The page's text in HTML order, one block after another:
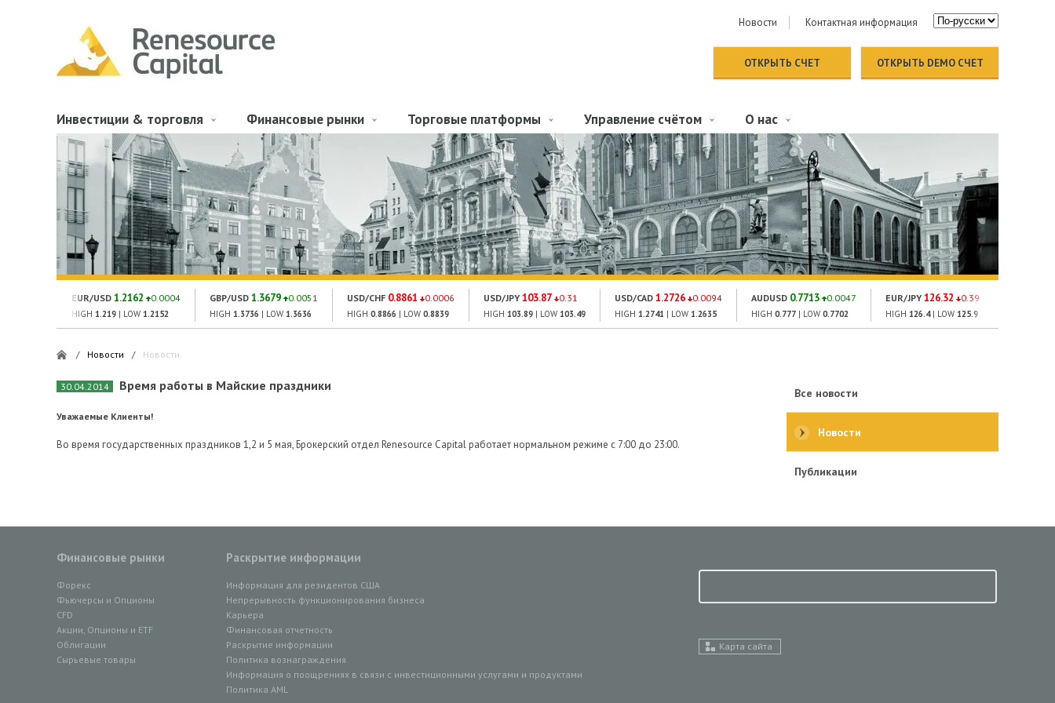
Новости Контактная информация
ОТКРЫТЬ СЧЕТ ОТКРЫТЬ DEMO СЧЕТ
Инвестиции & торговля Финансовые рынки Торговые платформы Управление счётом О нас
EUR/USD 1.2162 0.0004
HIGH 1.219 | LOW 1.2152
GBP/USD 1.3679 0.0051
HIGH 1.3736 | LOW 1.3636
USD/CHF 0.8861 0.0006
HIGH 0.8866 | LOW 0.8839
USD/JPY 103.87 0.31
HIGH 103.89 | LOW 103.49
USD/CAD 1.2726 0.0094
HIGH 1.2741 | LOW 1.2635
AUDUSD 0.7713 0.0047
HIGH 0.777 | LOW 0.7702
EUR/JPY 126.32 0.39
HIGH 126.4| LOW 125.9
/ Новости / Новости
Все новости
Новости
Публикации
30.04.2014 Время работы в Майские праздники
Уважаемые Клиенты!
Во время государственных праздников 1,2 и 5 мая, Брокерский отдел Renesource Capital работает нормальном режиме с 7:00 до 23:00.
Карта сайта
Финансовые рынки
Форекс
Фьючерсы и Опционы
CFD
Акции, Опционы и ETF
Облигации
Сырьевые товары
Раскрытие информации
Информация для резидентов США
Непрерывность функционирования бизнеса
Карьера
Финансовая отчетность
Раскрытие информации
Политика вознаграждения
Информация о поощрениях в связи с инвестиционными услугами и продуктами
Политика AML